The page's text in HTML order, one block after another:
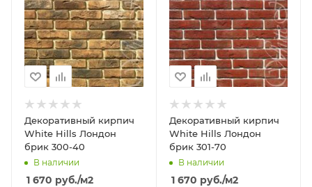
Декоративный кирпич
White Hills Лондон
брик 300-40
В наличии
1 670 руб./м2
Декоративный кирпич
White Hills Лондон
брик 301-70
В наличии
1 670 руб./м2